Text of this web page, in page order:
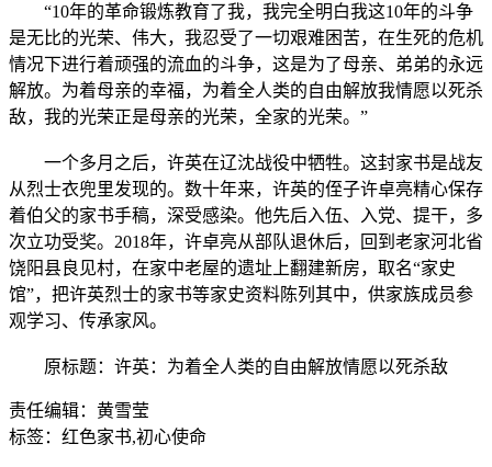
“10年的革命锻炼教育了我，我完全明白我这10年的斗争
是无比的光荣、伟大，我忍受了一切艰难困苦，在生死的危机
情况下进行着顽强的流血的斗争，这是为了母亲、弟弟的永远
解放。为着母亲的幸福，为着全人类的自由解放我情愿以死杀
敌，我的光荣正是母亲的光荣，全家的光荣。”
一个多月之后，许英在辽沈战役中牺牲。这封家书是战友
从烈士衣兜里发现的。数十年来，许英的侄子许卓亮精心保存
着伯父的家书手稿，深受感染。他先后入伍、入党、提干，多
次立功受奖。2018年，许卓亮从部队退休后，回到老家河北省
饶阳县良见村，在家中老屋的遗址上翻建新房，取名“家史
馆”，把许英烈士的家书等家史资料陈列其中，供家族成员参
观学习、传承家风。
原标题：许英：为着全人类的自由解放情愿以死杀敌
责任编辑：黄雪莹
标签：红色家书,初心使命